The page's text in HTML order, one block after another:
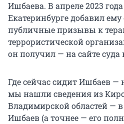
Ишбаева. В апреле 2023
Екатеринбурге добавил ему
публичные призывы к
террористической
он получил — на сайте суда
Где сейчас сидит Ишбаев —
мы нашли сведения из
Владимирской областей — в
Ишбаев (а точнее — его